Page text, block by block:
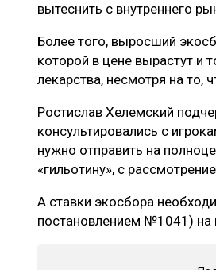
вытеснить с внутреннего
Более того, выросший
которой в цене вырастут и
лекарства, несмотря на то,
Ростислав Хелемский
консультировались с
нужно отправить на
«гильотину», с
А ставки экосбора
постановлением №1041) на